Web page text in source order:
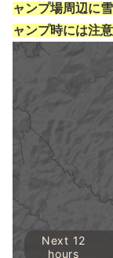
ャンプ場周辺に
ャンプ時には注